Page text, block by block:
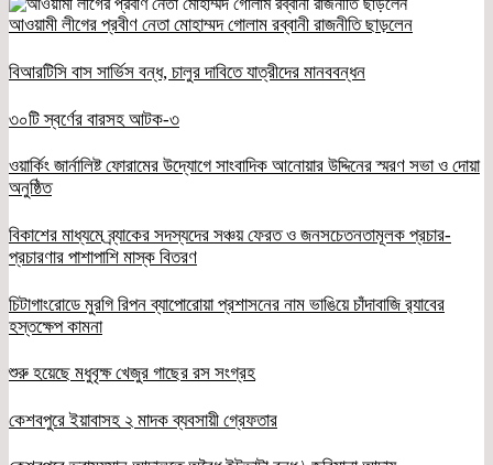
আওয়ামী লীগের প্রবীণ নেতা মোহাম্মদ গোলাম রব্বানী রাজনীতি ছাড়লেন
বিআরটিসি বাস সার্ভিস বন্ধ, চালুর দাবিতে যাত্রীদের মানববন্ধন
৩০টি স্বর্ণের বারসহ আটক-৩
ওয়ার্কিং জার্নালিষ্ট ফোরামের উদ্যোগে সাংবাদিক আনোয়ার উদ্দিনের স্মরণ সভা ও দোয়া
অনুষ্ঠিত
বিকাশের মাধ্যমে ব্র্যাকের সদস্যদের সঞ্চয় ফেরত ও জনসচেতনতামূলক প্রচার-
প্রচারণার পাশাপাশি মাস্ক বিতরণ
চিটাগাংরোডে মুরগি রিপন ব্যাপোরোয়া প্রশাসনের নাম ভাঙিয়ে চাঁদাবাজি র‌্যাবের
হস্তক্ষেপ কামনা
শুরু হয়েছে মধুবৃক্ষ খেজুর গাছের রস সংগ্রহ
কেশবপুরে ইয়াবাসহ ২ মাদক ব্যবসায়ী গ্রেফতার